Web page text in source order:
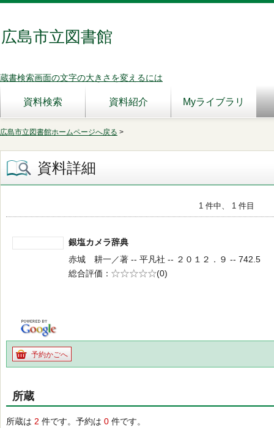
広島市立図書館
蔵書検索画面の文字の大きさを変えるには
資料検索 資料紹介 Myライブラリ
広島市立図書館ホームページへ戻る >
資料詳細
1 件中、 1 件目
銀塩カメラ辞典
赤城 耕一／著 -- 平凡社 -- ２０１２．９ -- 742.5
総合評価
5段階評価
(0)
予約かごへ
所蔵
所蔵は 2 件です。予約は 0 件です。